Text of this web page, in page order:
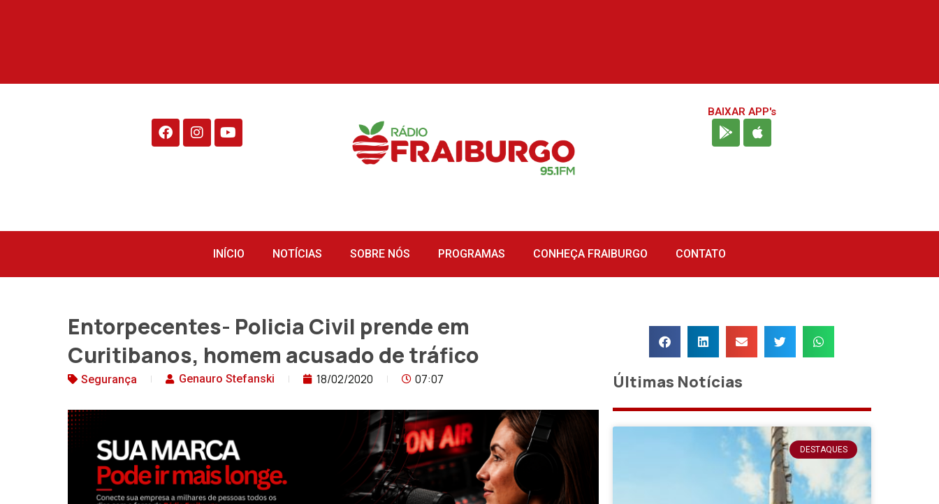
BAIXAR APP's
INÍCIO NOTÍCIAS SOBRE NÓS PROGRAMAS CONHEÇA FRAIBURGO CONTATO
Entorpecentes- Policia Civil prende em
Curitibanos, homem acusado de tráfico
Segurança Genauro Stefanski 18/02/2020 07:07 Últimas Notícias
DESTAQUES